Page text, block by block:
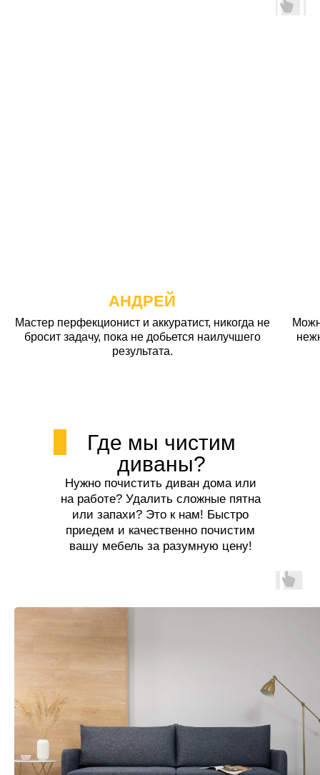
АНДРЕЙ
Мастер перфекционист и аккуратист, никогда не
бросит задачу, пока не добьется наилучшего
результата.
Где мы чистим
диваны?
Нужно почистить диван дома или
на работе? Удалить сложные пятна
или запахи? Это к нам! Быстро
приедем и качественно почистим
вашу мебель за разумную цену!